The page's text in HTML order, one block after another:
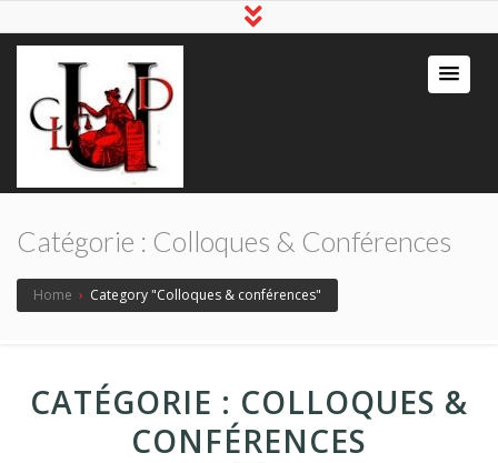
Catégorie : Colloques & Conférences
Home › Category "Colloques & conférences"
CATÉGORIE : COLLOQUES &
CONFÉRENCES